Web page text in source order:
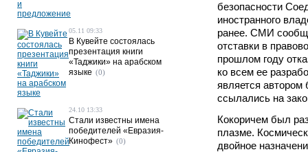
безопасности
иностранного
ранее. СМИ
отставки в
прошлом году
ко всем ее
является автором
ссылались на
Кокоричем был
плазме.
двойное
05.11 09:33
В Кувейте состоялась
презентация книги
«Таджики» на арабском
языке (0)
24.10 13:33
Стали известны имена
победителей «Евразия-
Кинофест» (0)